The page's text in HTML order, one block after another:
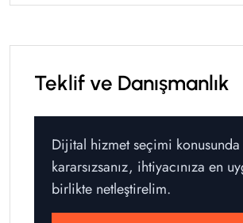
Teklif ve Danışmanlık
Dijital hizmet seçimi konusunda
kararsızsanız, ihtiyacınıza en
birlikte netleştirelim.